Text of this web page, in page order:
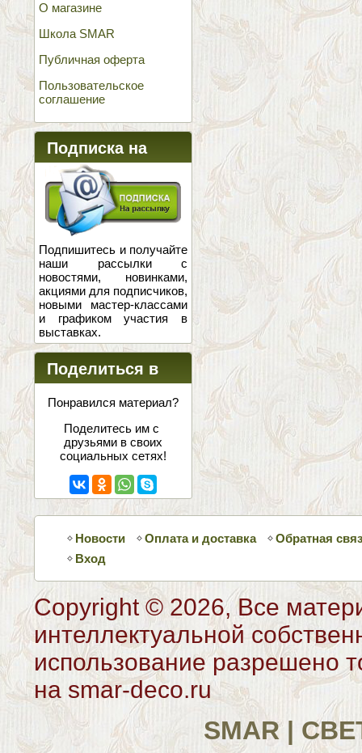
О магазине
Школа SMAR
Публичная оферта
Пользовательское
соглашение
Подписка на
новости
Подпишитесь и получайте
наши рассылки с
новостями, новинками,
акциями для подписчиков,
новыми мастер-классами
и графиком участия в
выставках.
Поделиться в
соцсетях
Понравился материал?
Поделитесь им с
друзьями в своих
социальных сетях!
Новости Оплата и доставка
Обратная
Вход
Copyright © 2026, Все
интеллектуальной
использование разрешено
на smar-deco.ru
SMAR |